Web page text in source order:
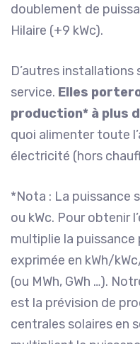
doublement de
Hilaire (+9 kWc).
D’autres
service. Elles
production* à plus
quoi alimenter toute
électricité (hors
*Nota : La puissance
ou kWc. Pour obtenir
multiplie la
exprimée en kWh/
(ou MWh, GWh …).
est la prévision de
centrales solaires en